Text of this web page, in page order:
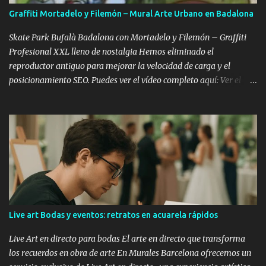
graffiti y su impacto cultural te dará una base sólida sobre la cual
construir tu propio estilo. 2. Materiales Necesarios Sprays: Los
botes de aerosol son la herramienta principal. Familiarízate con
diferentes marcas y...
Graffiti Mortadelo y Filemón – Mural Arte Urbano en Badalona
Skate Park Bufalà Badalona con Mortadelo y Filemón – Graffiti
Profesional XXL lleno de nostalgia Hemos eliminado el
reproductor antiguo para mejorar la velocidad de carga y el
posicionamiento SEO. Puedes ver el vídeo completo aquí: Ver el
Mortadelo y Filemón Hay murales bonitos. Hay murales grandes.
Y luego están los murales que conectan directamente con la
infancia de varias generaciones. El Skate Park de Bufalà, en
Badalona, se transformó en un homenaje gigante a Mortadelo y
Filemón. No uno. No dos. Un montón de Mortadelos disfrazados de
mil cosas distintas, como solo él sabe hacer: torero, superhéroe,
espía, monstruo, lo que haga falta para escapar del marrón de
turno. Porque si algo define a Mortadelo es el disfraz. Y si algo
define al graffiti profesional es la transformación del espacio. Aquí
se juntaron las dos cosas. Mortadelo y Filemó...
Live art Bodas y eventos: retratos en acuarela rápidos
Live Art en directo para bodas El arte en directo que transforma
los recuerdos en obra de arte En Murales Barcelona ofrecemos un